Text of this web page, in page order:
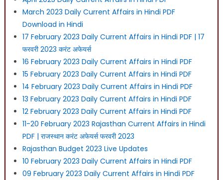
March 2023 Daily Current Affairs in Hindi PDF
Download in Hindi
17 February 2023 Daily Current Affairs in Hindi PDF | 17
फरवरी 2023 करंट अफेयर्स
16 February 2023 Daily Current Affairs in Hindi PDF
15 February 2023 Daily Current Affairs in Hindi PDF
14 February 2023 Daily Current Affairs in Hindi PDF
13 February 2023 Daily Current Affairs in Hindi PDF
12 February 2023 Daily Current Affairs in Hindi PDF
11-20 February 2023 Rajasthan Current Affairs in Hindi
PDF | राजस्थान करंट अफेयर्स फरवरी 2023
Rajasthan Budget 2023 Live Updates
10 February 2023 Daily Current Affairs in Hindi PDF
09 February 2023 Daily Current Affairs in Hindi PDF